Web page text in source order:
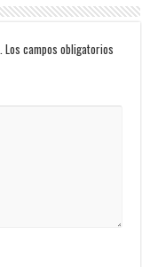
Los campos obligatorios